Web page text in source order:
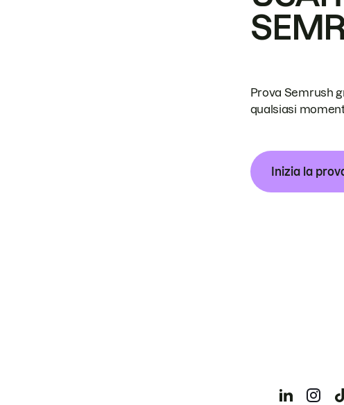
Prova Semrush
qualsiasi
Inizia la